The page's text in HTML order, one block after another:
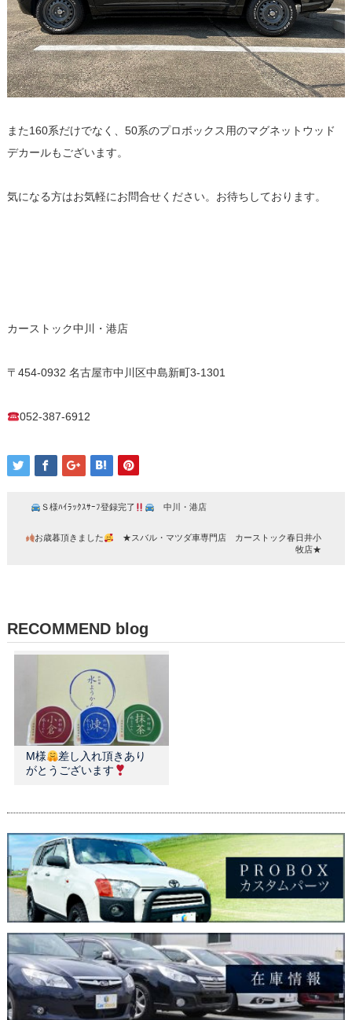
また160系だけでなく、50系のプロボックス用のマグネットウッド
デカールもございます。
気になる方はお気軽にお問合せください。お待ちしております。
カーストック中川・港店
〒454-0932 名古屋市中川区中島新町3-1301
052-387-6912
Ｓ様ﾊｲﾗｯｸｽｻｰﾌ登録完了 中川・港店
お歳暮頂きました
★スバル・マツダ車専門店 カーストック春日井小
牧店★
RECOMMEND blog
M様
差し入れ頂きあり
がとうございます